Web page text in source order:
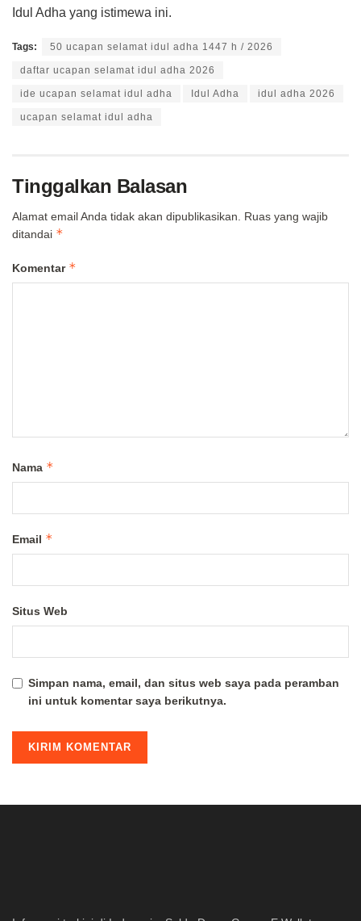
Idul Adha yang istimewa ini.
Tags: 50 ucapan selamat idul adha 1447 h / 2026
daftar ucapan selamat idul adha 2026
ide ucapan selamat idul adha Idul Adha idul adha 2026
ucapan selamat idul adha
Tinggalkan Balasan
Alamat email Anda tidak akan dipublikasikan. Ruas yang wajib
ditandai *
Komentar *
Nama *
Email *
Situs Web
Simpan nama, email, dan situs web saya pada peramban
ini untuk komentar saya berikutnya.